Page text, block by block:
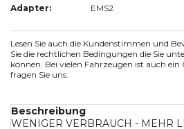
Adapter:
EMS2
Lesen Sie auch die Kundenstimmen und
Sie die rechtlichen Bedingungen die Sie
können. Bei vielen Fahrzeugen ist auch
fragen Sie uns.
Beschreibung
WENIGER VERBRAUCH - MEHR